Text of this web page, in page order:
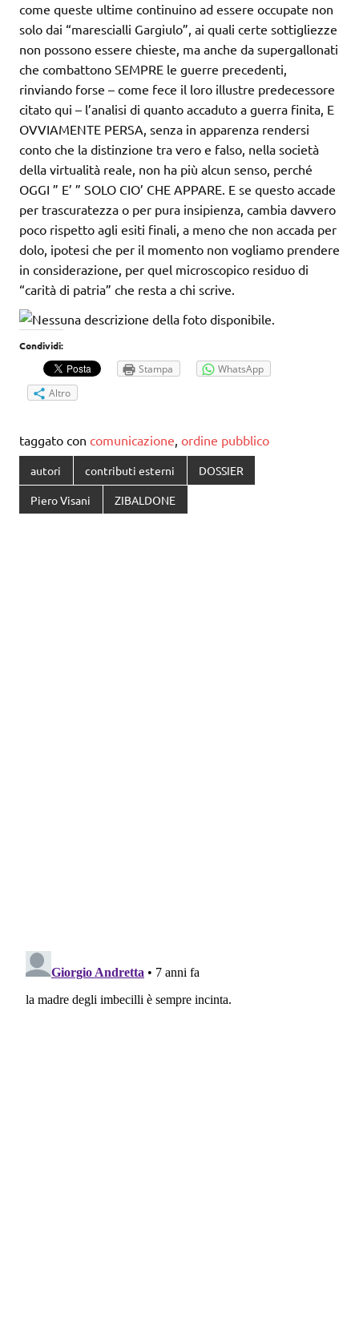
come queste ultime continuino ad essere occupate non
solo dai “marescialli Gargiulo”, ai quali certe sottigliezze
non possono essere chieste, ma anche da supergallonati
che combattono SEMPRE le guerre precedenti,
rinviando forse – come fece il loro illustre predecessore
citato qui – l’analisi di quanto accaduto a guerra finita, E
OVVIAMENTE PERSA, senza in apparenza rendersi
conto che la distinzione tra vero e falso, nella società
della virtualità reale, non ha più alcun senso, perché
OGGI ” E’ ” SOLO CIO’ CHE APPARE. E se questo accade
per trascuratezza o per pura insipienza, cambia davvero
poco rispetto agli esiti finali, a meno che non accada per
dolo, ipotesi che per il momento non vogliamo prendere
in considerazione, per quel microscopico residuo di
“carità di patria” che resta a chi scrive.
Condividi:
Stampa
WhatsApp
Altro
taggato con comunicazione, ordine pubblico
autori contributi esterni DOSSIER
Piero Visani ZIBALDONE